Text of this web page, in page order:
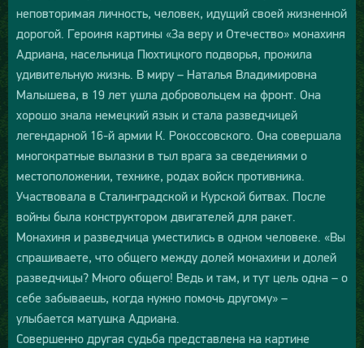
неповторимая личность, человек, идущий своей жизненной
дорогой. Героиня картины «За веру и Отечество» монахиня
Адриана, насельница Пюхтицкого подворья, прожила
удивительную жизнь. В миру – Наталья Владимировна
Малышева, в 19 лет ушла добровольцем на фронт. Она
хорошо знала немецкий язык и стала разведчицей
легендарной 16-й армии К. Рокоссовского. Она совершала
многократные вылазки в тыл врага за сведениями о
местоположении, технике, родах войск противника.
Участвовала в Сталинградской и Курской битвах. После
войны была конструктором двигателей для ракет.
Монахиня и разведчица уместились в одном человеке. «Вы
спрашиваете, что общего между долей монахини и долей
разведчицы? Много общего! Ведь и там, и тут цель одна – о
себе забываешь, когда нужно помочь другому» –
улыбается матушка Адриана.
Совершенно другая судьба представлена на картине